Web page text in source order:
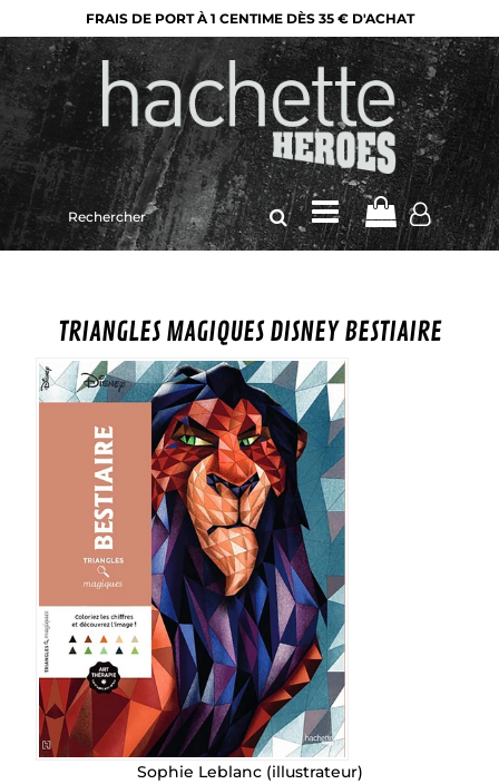
FRAIS DE PORT À 1 CENTIME DÈS 35 € D'ACHAT
Rechercher
sur
le
TRIANGLES MAGIQUES DISNEY BESTIAIRE
Sophie Leblanc(illustrateur)